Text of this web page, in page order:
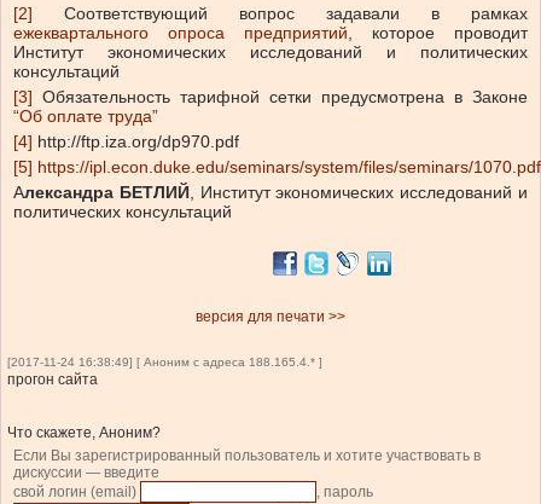
[2] Соответствующий вопрос задавали в рамках
ежеквартального опроса предприятий, которое проводит
Институт экономических исследований и политических
консультаций
[3] Обязательность тарифной сетки предусмотрена в Законе
“Об оплате труда”
[4] http://ftp.iza.org/dp970.pdf
[5] https://ipl.econ.duke.edu/seminars/system/files/seminars/1070.pdf
Александра БЕТЛИЙ, Институт экономических исследований и
политических консультаций
версия для печати >>
[2017-11-24 16:38:49] [ Аноним с адреса 188.165.4.* ]
прогон сайта
Что скажете, Аноним?
Если Вы зарегистрированный пользователь и хотите участвовать в
дискуссии — введите
свой логин (email)
, пароль